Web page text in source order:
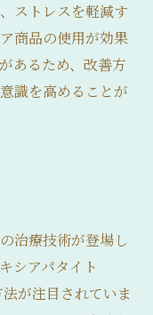
ストレスを軽減す
商品の使用が効果
あるため、改善方
識を高めることが
治療技術が登場し
シアパタイト
が注目されていま